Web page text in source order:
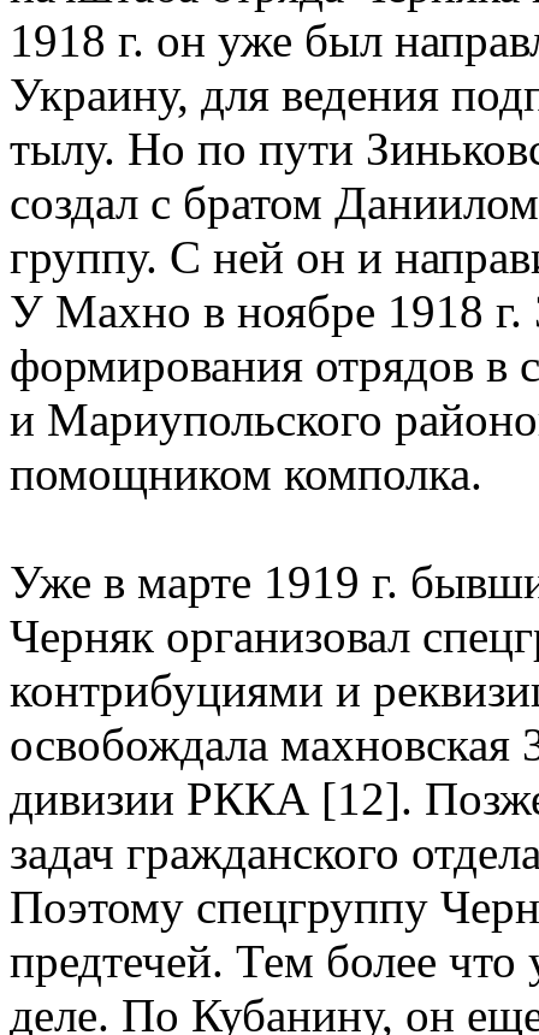
1918 г. он уже был
Украину, для ведения
тылу. Но по пути
создал с братом
группу. С ней он и
У Махно в ноябре 1918 г.
формирования отрядов в
и Мариупольского
помощником комполка.
Уже в марте 1919 г.
Черняк организовал
контрибуциями и
освобождала махновская
дивизии РККА [12]. Позже
задач гражданского
Поэтому спецгруппу
предтечей. Тем более
деле. По Кубанину, он